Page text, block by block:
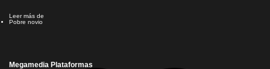
Leer más de
Pobre novio
Megamedia Plataformas